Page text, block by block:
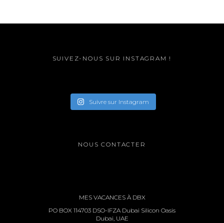
SUIVEZ-NOUS SUR INSTAGRAM !
Suivre sur Instagram
NOUS CONTACTER
MES VACANCES À DBX
PO BOX 114703 DSO-IFZA Dubai Silicon Oasis
Dubai, UAE